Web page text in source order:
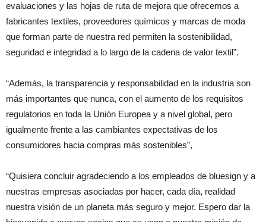
evaluaciones y las hojas de ruta de mejora que ofrecemos a
fabricantes textiles, proveedores químicos y marcas de moda
que forman parte de nuestra red permiten la sostenibilidad,
seguridad e integridad a lo largo de la cadena de valor textil”.
“Además, la transparencia y responsabilidad en la industria son
más importantes que nunca, con el aumento de los requisitos
regulatorios en toda la Unión Europea y a nivel global, pero
igualmente frente a las cambiantes expectativas de los
consumidores hacia compras más sostenibles”,
“Quisiera concluir agradeciendo a los empleados de bluesign y a
nuestras empresas asociadas por hacer, cada día, realidad
nuestra visión de un planeta más seguro y mejor. Espero dar la